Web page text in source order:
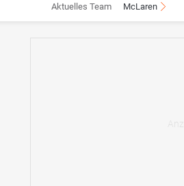
Aktuelles Team McLaren